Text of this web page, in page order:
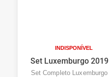
INDISPONÍVEL
Set Luxemburgo 2019
Set Completo Luxemburgo